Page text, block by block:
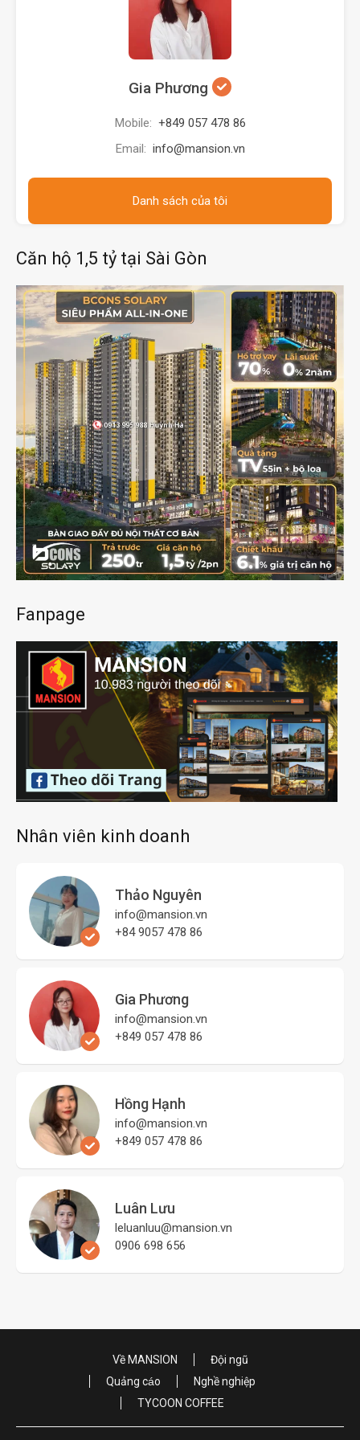
Gia Phương
Mobile: +849 057 478 86
Email: info@mansion.vn
Danh sách của tôi
Căn hộ 1,5 tỷ tại Sài Gòn
Fanpage
Nhân viên kinh doanh
Thảo Nguyên
info@mansion.vn
+84 9057 478 86
Gia Phương
info@mansion.vn
+849 057 478 86
Hồng Hạnh
info@mansion.vn
+849 057 478 86
Luân Lưu
leluanluu@mansion.vn
0906 698 656
Về MANSION
Đội ngũ
Quảng cáo
Nghề nghiệp
TYCOON COFFEE